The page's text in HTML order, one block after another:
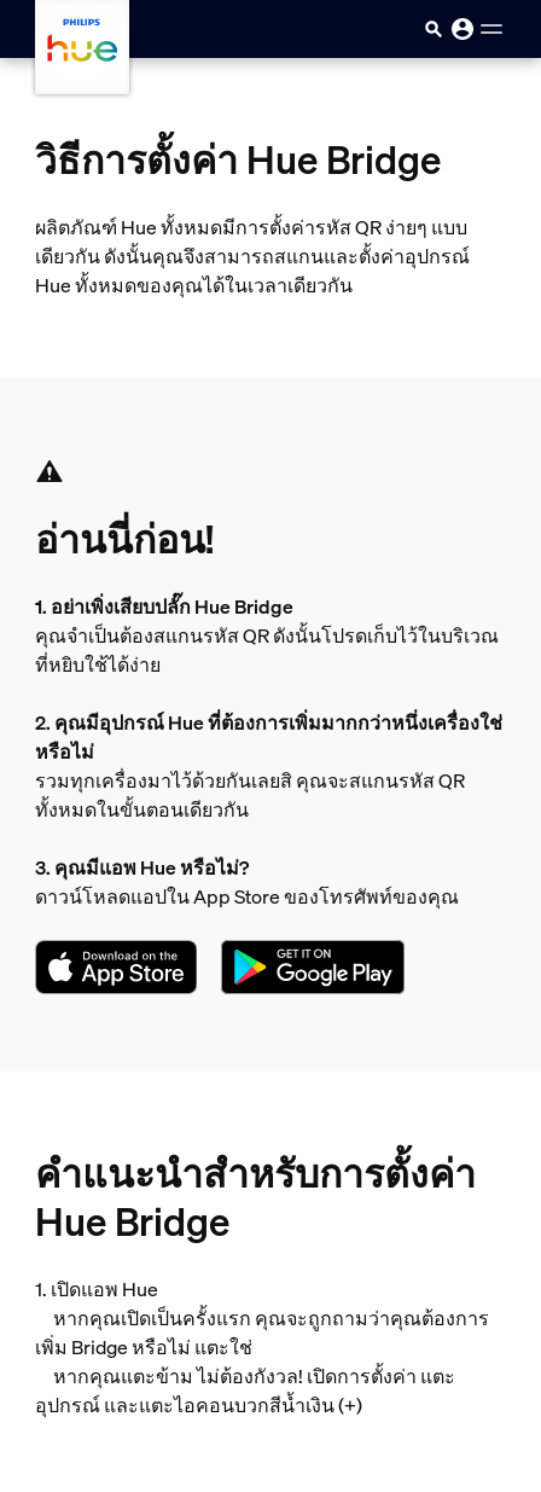
วิธีการตั้งค่า Hue Bridge
ผลิตภัณฑ์ Hue ทั้งหมดมีการตั้งค่ารหัส QR ง่ายๆ แบบ
เดียวกัน ดังนั้นคุณจึงสามารถสแกนและตั้งค่าอุปกรณ์
Hue ทั้งหมดของคุณได้ในเวลาเดียวกัน
อ่านนี่ก่อน!
1. อย่าเพิ่งเสียบปลั๊ก Hue Bridge
คุณจำเป็นต้องสแกนรหัส QR ดังนั้นโปรดเก็บไว้ในบริเวณ
ที่หยิบใช้ได้ง่าย
2. คุณมีอุปกรณ์ Hue ที่ต้องการเพิ่มมากกว่าหนึ่งเครื่องใช่
หรือไม่
รวมทุกเครื่องมาไว้ด้วยกันเลยสิ คุณจะสแกนรหัส QR
ทั้งหมดในขั้นตอนเดียวกัน
3. คุณมีแอพ Hue หรือไม่?
ดาวน์โหลดแอปใน App Store ของโทรศัพท์ของคุณ
คำแนะนำสำหรับการตั้งค่า
Hue Bridge
1. เปิดแอพ Hue
หากคุณเปิดเป็นครั้งแรก คุณจะถูกถามว่าคุณต้องการ
เพิ่ม Bridge หรือไม่ แตะใช่
หากคุณแตะข้าม ไม่ต้องกังวล! เปิดการตั้งค่า แตะ
อุปกรณ์ และแตะไอคอนบวกสีน้ำเงิน (+)